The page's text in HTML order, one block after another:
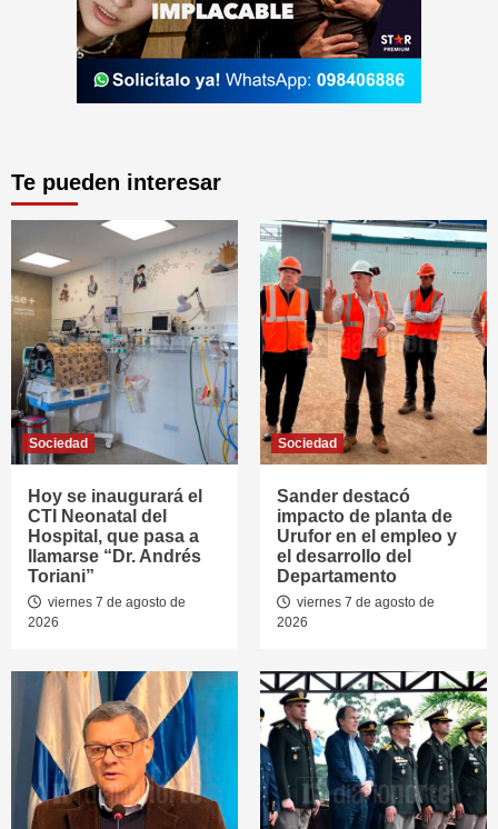
Te pueden interesar
Sociedad
Hoy se inaugurará el
CTI Neonatal del
Hospital, que pasa a
llamarse “Dr. Andrés
Toriani”
viernes 7 de agosto de
2026
Sociedad
Sander destacó
impacto de planta de
Urufor en el empleo y
el desarrollo del
Departamento
viernes 7 de agosto de
2026